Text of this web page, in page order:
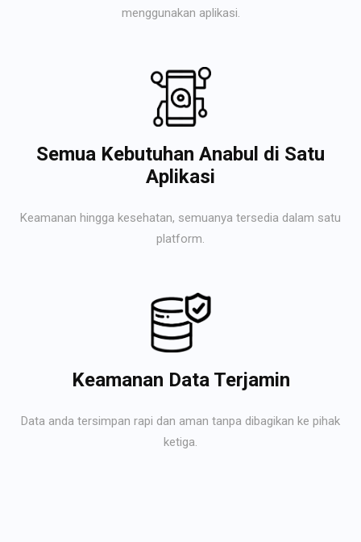
menggunakan aplikasi.
Semua Kebutuhan Anabul di Satu
Aplikasi
Keamanan hingga kesehatan, semuanya tersedia dalam satu
platform.
Keamanan Data Terjamin
Data anda tersimpan rapi dan aman tanpa dibagikan ke pihak
ketiga.